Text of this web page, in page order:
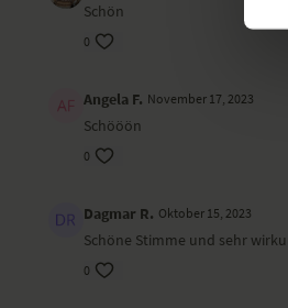
Schön
0
Angela F. November 17, 2023
Schööön
0
Dagmar R. Oktober 15, 2023
Schöne Stimme und sehr
0